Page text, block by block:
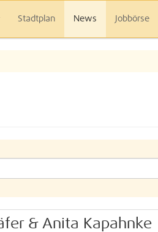
Stadtplan News Jobbörse
& Anita Kapahnke